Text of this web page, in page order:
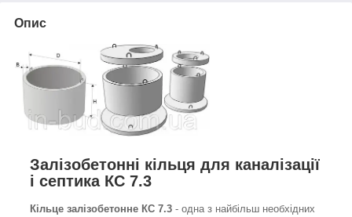
Опис
Залізобетонні кільця для каналізації
і септика КС 7.3
Кільце залізобетонне КС 7.3 - одна з найбільш необхідних